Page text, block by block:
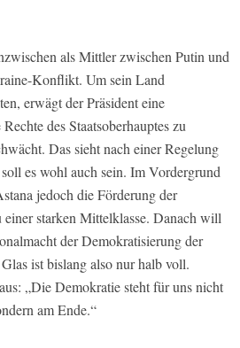
als Mittler zwischen Putin und
Konflikt. Um sein Land
erwägt der Präsident eine
des Staatsoberhauptes zu
Das sieht nach einer Regelung
es wohl auch sein. Im Vordergrund
jedoch die Förderung der
starken Mittelklasse. Danach will
der Demokratisierung der
ist bislang also nur halb voll.
„Die Demokratie steht für uns nicht
am Ende.“